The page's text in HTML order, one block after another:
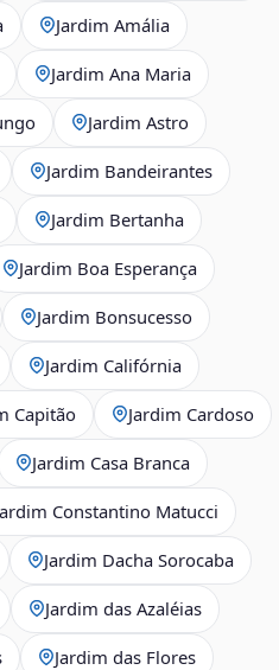
Jardim Amália
Jardim Ana Maria
Jardim Astro
Jardim Bandeirantes
Jardim Bertanha
Jardim Boa Esperança
Jardim Bonsucesso
Jardim Califórnia
Capitão Jardim Cardoso
Jardim Casa Branca
Constantino Matucci
Jardim Dacha Sorocaba
Jardim das Azaléias
Jardim das Flores